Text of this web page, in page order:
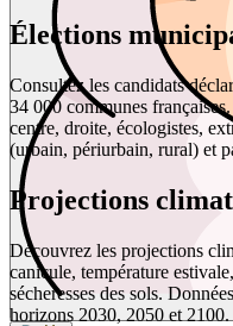
Élections
Consultez les candidats
34 000 communes
centre, droite, écologistes,
(urbain, périurbain, rural) et
Projections
Découvrez les projections
canicule, température
sécheresses des sols.
horizons 2030, 2050 et 2100.